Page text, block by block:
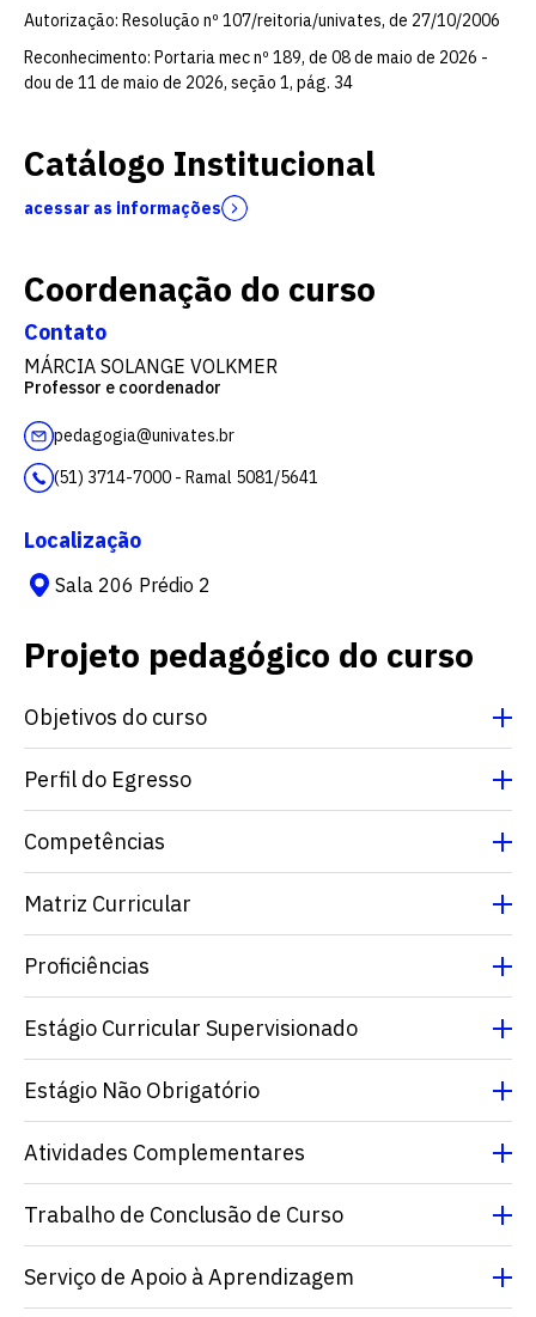
Autorização: Resolução nº 107/reitoria/univates, de 27/10/2006
Reconhecimento: Portaria mec nº 189, de 08 de maio de 2026 -
dou de 11 de maio de 2026, seção 1, pág. 34
Catálogo Institucional
acessar as informações
Coordenação do curso
Contato
MÁRCIA SOLANGE VOLKMER
Professor e coordenador
pedagogia@univates.br
(51) 3714-7000 - Ramal 5081/5641
Localização
Sala 206 Prédio 2
Projeto pedagógico do curso
Objetivos do curso
Perfil do Egresso
Competências
Matriz Curricular
Proficiências
Estágio Curricular Supervisionado
Estágio Não Obrigatório
Atividades Complementares
Trabalho de Conclusão de Curso
Serviço de Apoio à Aprendizagem
Escolha a vaga que você
quer concorrer:
vagas para início de curso